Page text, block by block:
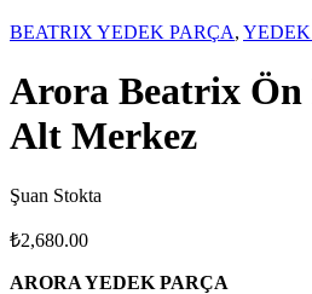
BEATRIX YEDEK PARÇA,
Arora Beatrix Ön
Alt Merkez
Şuan Stokta
₺2,680.00
ARORA YEDEK PARÇA